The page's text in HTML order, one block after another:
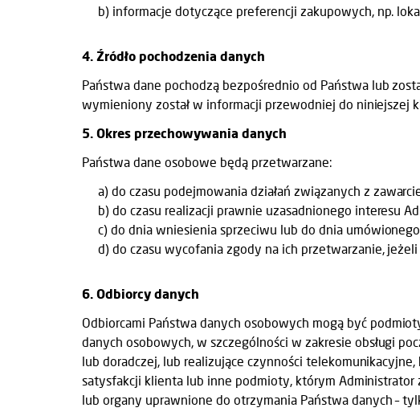
b) informacje dotyczące preferencji zakupowych, np.
4. Źródło pochodzenia danych
Państwa dane pochodzą bezpośrednio od Państwa lub
wymieniony został w informacji przewodniej do niniejszej
5. Okres przechowywania danych
Państwa dane osobowe będą przetwarzane:
a) do czasu podejmowania działań związanych z
b) do czasu realizacji prawnie uzasadnionego interesu
c) do dnia wniesienia sprzeciwu lub do dnia
d) do czasu wycofania zgody na ich przetwarzanie,
6. Odbiorcy danych
Odbiorcami Państwa danych osobowych mogą być
danych osobowych, w szczególności w zakresie obsługi
lub doradczej, lub realizujące czynności
satysfakcji klienta lub inne podmioty, którym Administrator
lub organy uprawnione do otrzymania Państwa danych –